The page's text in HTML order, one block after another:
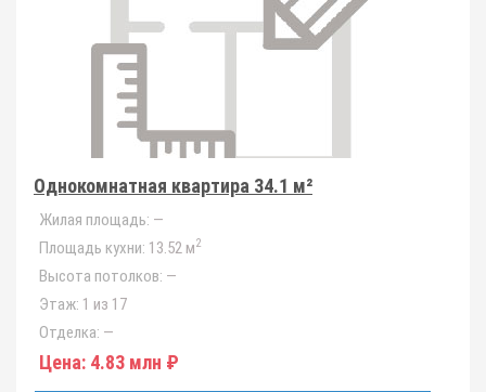
Однокомнатная квартира 34.1 м²
Жилая площадь: —
Площадь кухни: 13.52 м2
Высота потолков: —
Этаж: 1 из 17
Отделка: —
Цена: 4.83 млн ₽